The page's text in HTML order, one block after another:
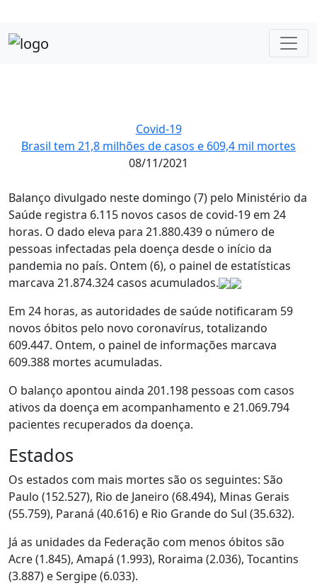
Covid-19
Brasil tem 21,8 milhões de casos e 609,4 mil mortes
08/11/2021
Balanço divulgado neste domingo (7) pelo Ministério da
Saúde registra 6.115 novos casos de covid-19 em 24
horas. O dado eleva para 21.880.439 o número de
pessoas infectadas pela doença desde o início da
pandemia no país. Ontem (6), o painel de estatísticas
marcava 21.874.324 casos acumulados.
Em 24 horas, as autoridades de saúde notificaram 59
novos óbitos pelo novo coronavírus, totalizando
609.447. Ontem, o painel de informações marcava
609.388 mortes acumuladas.
O balanço apontou ainda 201.198 pessoas com casos
ativos da doença em acompanhamento e 21.069.794
pacientes recuperados da doença.
Estados
Os estados com mais mortes são os seguintes: São
Paulo (152.527), Rio de Janeiro (68.494), Minas Gerais
(55.759), Paraná (40.616) e Rio Grande do Sul (35.632).
Já as unidades da Federação com menos óbitos são
Acre (1.845), Amapá (1.993), Roraima (2.036), Tocantins
(3.887) e Sergipe (6.033).